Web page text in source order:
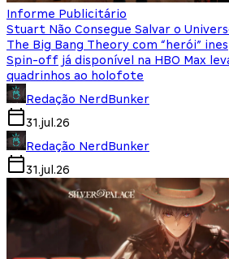
Informe Publicitário
Stuart Não Consegue Salvar o
The Big Bang Theory com “herói”
Spin-off já disponível na HBO Max
quadrinhos ao holofote
Redação NerdBunker
31.jul.26
Redação NerdBunker
31.jul.26